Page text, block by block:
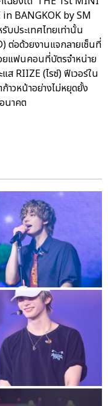
BANGKOK by SM
บประเทศไทยเท่านั้น
อด้วยงานแจกลายเซ็นที่
ยแฟนคอนที่บัตรจำหน่าย
ส RIIZE (ไรซ์) ฟีเวอร์ใน
าวหน้าอย่างไม่หยุดยั้ง
นาคต